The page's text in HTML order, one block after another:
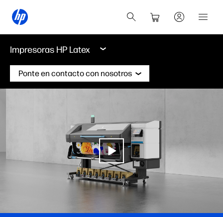
Impresoras HP Latex
Ponte en contacto con nosotros